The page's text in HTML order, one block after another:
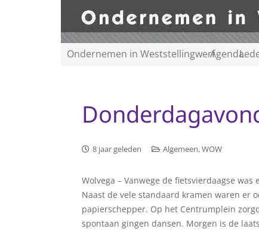
Ondernemen in WeststellingwerfAgenda
8 jaar geleden Algemeen,WOW
Wolvega – Vanwege de fietsvierdaagse
Naast de vele standaard kramen waren er
papierschepper. Op het Centrumplein
spontaan gingen dansen. Morgen is de